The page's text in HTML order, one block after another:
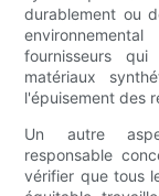
durablement ou
fournisseurs
matériaux
l'épuisement des
Un autre
responsable
vérifier que tous